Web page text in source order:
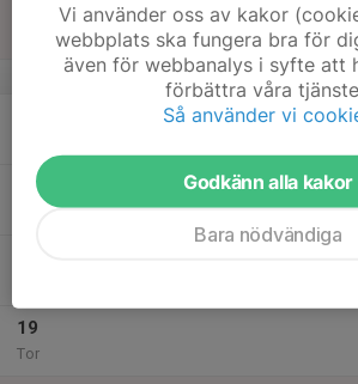
v.25
17
19
Tor
Vi använder oss av kakor
webbplats ska fungera bra för
även för webbanalys i syfte att
förbättra våra
Så använder vi
Godkänn alla kakor
Bara nödvändiga